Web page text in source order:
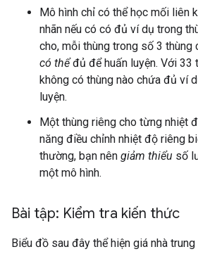
Mô hình chỉ có thể học mối liên
nhãn nếu có có đủ ví dụ trong
cho, mỗi thùng trong số 3 thùng
có thểđủ để huấn luyện. Với 33
không có thùng nào chứa đủ ví
luyện.
Một thùng riêng cho từng nhiệt
năng điều chỉnh nhiệt độ riêng
thường, bạn nên giảm thiểu số
một mô hình.
Bài tập: Kiểm tra kiến thức
Biểu đồ sau đây thể hiện giá nhà